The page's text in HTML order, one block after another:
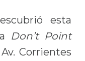
esta
Don’t Point
Corrientes